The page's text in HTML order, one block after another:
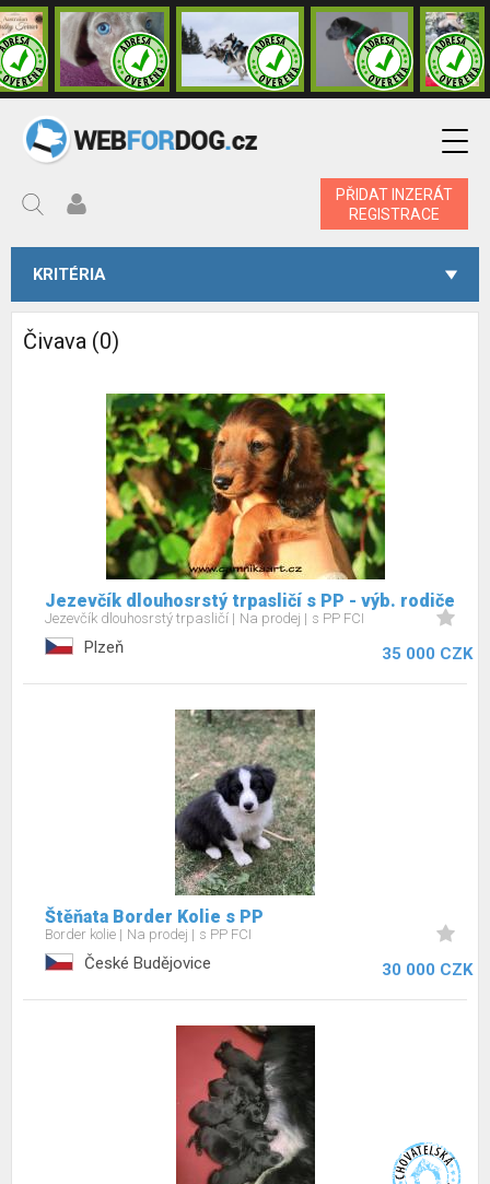
PŘIDAT INZERÁT
REGISTRACE
KRITÉRIA
Čivava (0)
Jezevčík dlouhosrstý trpasličí s PP - výb. rodiče
Jezevčík dlouhosrstý trpasličí Na prodej s PP FCI
Plzeň 35 000 CZK
Štěňata Border Kolie s PP
Border kolie Na prodej s PP FCI
České Budějovice 30 000 CZK